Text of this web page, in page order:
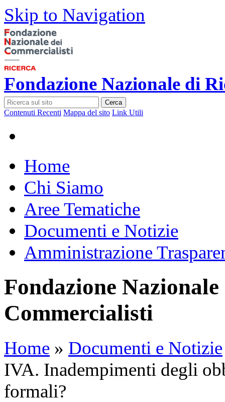
Skip to Navigation
Fondazione Nazionale di
Cerca
Contenuti Recenti Mappa del sito Link Utili
Home
Chi Siamo
Aree Tematiche
Documenti e Notizie
Amministrazione
Fondazione
Commercialisti
Home » Documenti e Notizie
IVA. Inadempimenti degli
formali?